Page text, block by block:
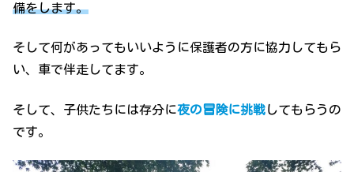
備をします。
そして何があってもいいように保護者の方に協力してもら
い、車で伴走してます。
そして、子供たちには存分に夜の冒険に挑戦してもらうの
です。